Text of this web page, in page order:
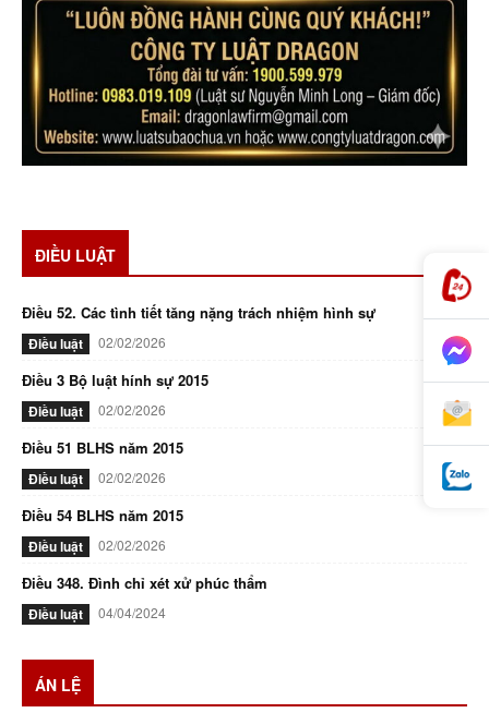
ĐIỀU LUẬT
Điều 52. Các tình tiết tăng nặng trách nhiệm hình sự
Điều luật 02/02/2026
Điều 3 Bộ luật hính sự 2015
Điều luật 02/02/2026
Điều 51 BLHS năm 2015
Điều luật 02/02/2026
Điều 54 BLHS năm 2015
Điều luật 02/02/2026
Điều 348. Đình chỉ xét xử phúc thẩm
Điều luật 04/04/2024
ÁN LỆ